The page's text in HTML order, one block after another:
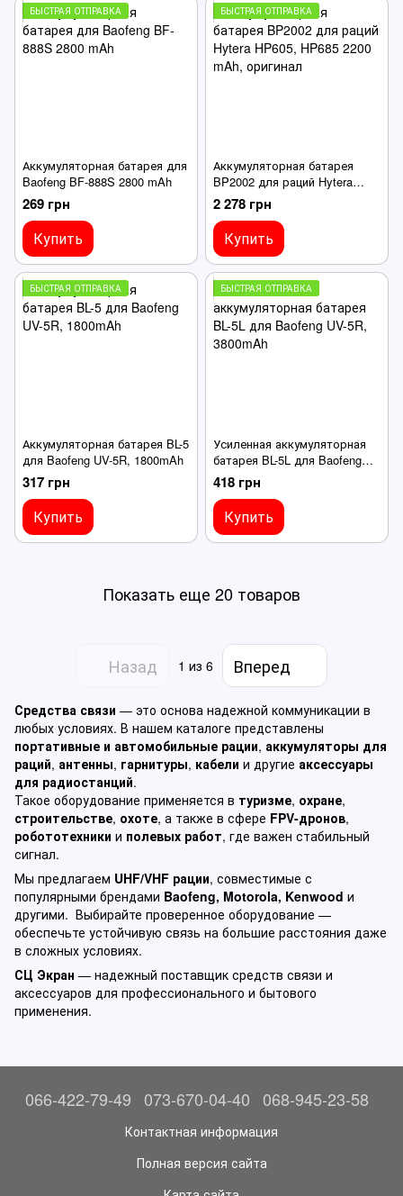
БЫСТРАЯ ОТПРАВКА
Аккумуляторная батарея для
Baofeng BF-888S 2800 mAh
269 грн
Купить
БЫСТРАЯ ОТПРАВКА
Аккумуляторная батарея
BP2002 для раций Hytera
HP605, HP685 2200 mAh,
оригинал
2 278 грн
Купить
БЫСТРАЯ ОТПРАВКА
Аккумуляторная батарея BL-5
для Baofeng UV-5R, 1800mAh
317 грн
Купить
БЫСТРАЯ ОТПРАВКА
Усиленная аккумуляторная
батарея BL-5L для Baofeng
UV-5R, 3800mAh
418 грн
Купить
Показать еще 20 товаров
Назад 1 из 6 Вперед
Средства связи — это основа надежной коммуникации в
любых условиях. В нашем каталоге представлены
портативные и автомобильные рации, аккумуляторы для
раций, антенны, гарнитуры, кабели и другие аксессуары
для радиостанций.
Такое оборудование применяется в туризме, охране,
строительстве, охоте, а также в сфере FPV-дронов,
робототехники и полевых работ, где важен стабильный
сигнал.
Мы предлагаем UHF/VHF рации, совместимые с
популярными брендами Baofeng, Motorola, Kenwood и
другими. Выбирайте проверенное оборудование —
обеспечьте устойчивую связь на большие расстояния даже
в сложных условиях.
СЦ Экран — надежный поставщик средств связи и
аксессуаров для профессионального и бытового
применения.
066-422-79-49 073-670-04-40 068-945-23-58
Контактная информация
Полная версия сайта